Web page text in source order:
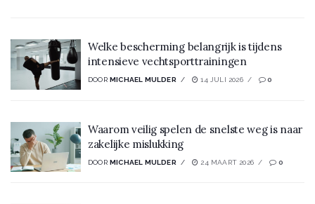
Welke bescherming belangrijk is tijdens
intensieve vechtsporttrainingen
DOOR MICHAEL MULDER 14 JULI 2026 0
Waarom veilig spelen de snelste weg is naar
zakelijke mislukking
DOOR MICHAEL MULDER 24 MAART 2026 0